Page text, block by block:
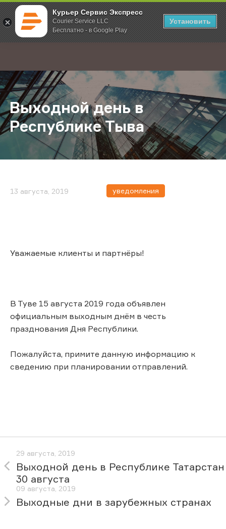
Курьер Сервис Экспресс
Courier Service LLC
Бесплатно - в Google Play
Установить
; Главная О компании Новости Выходной день в Республике
Выходной день в
Республике Тыва
13 августа, 2019 уведомления
Уважаемые клиенты и партнёры!
В Туве 15 августа 2019 года объявлен
официальным выходным днём в честь
празднования Дня Республики.
Пожалуйста, примите данную информацию к
сведению при планировании отправлений.
29 августа, 2019
Выходной день в Республике Татарстан
30 августа
09 августа, 2019
Выходные дни в зарубежных странах